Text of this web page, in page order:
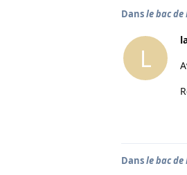
Dansle bac
L
Dansle bac